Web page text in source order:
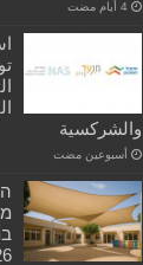
والشركسية
‏أسبوعين مضت